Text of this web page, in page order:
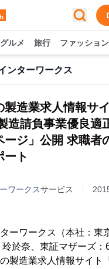
グルメ 旅行 ファッショ
ンターワークス
製造業求人情報サ
造請負事業優良適
ジ」公開 求職者
ート
ワークスサービス
ーワークス（本社：東
於奈、東証マザーズ：
製造業求人情報サイト